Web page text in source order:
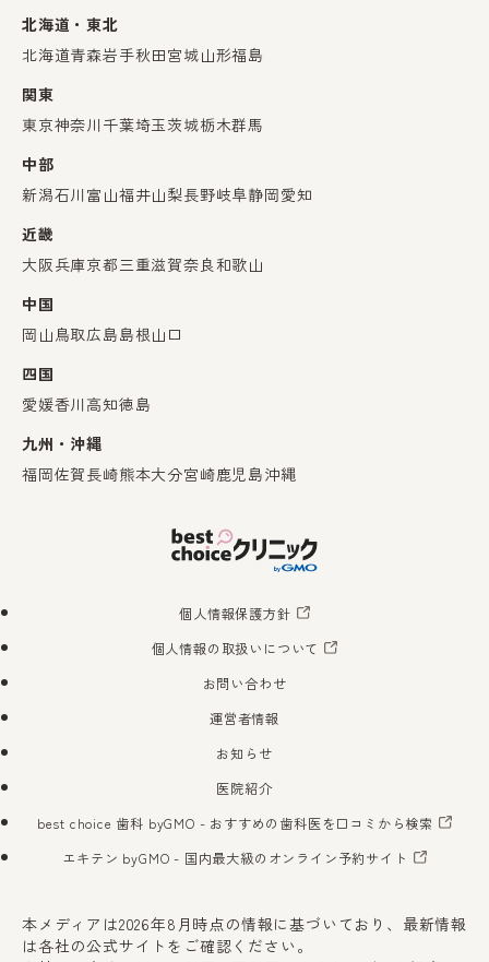
北海道・東北
北海道青森岩手秋田宮城山形福島
関東
東京神奈川 千葉埼玉茨城栃木群馬
中部
新潟石川 富山福井山梨長野岐阜静岡愛知
近畿
大阪兵庫京都三重滋賀奈良和歌山
中国
岡山鳥取広島島根山口
四国
愛媛香川 高知徳島
九州・沖縄
福岡佐賀長崎熊本大分宮崎鹿児島沖縄
個人情報保護方針
個人情報の取扱いについて
お問い合わせ
運営者情報
お知らせ
医院紹介
best choice 歯科 byGMO - おすすめの歯科医を口コミから検索
エキテン byGMO - 国内最大級のオンライン予約サイト
本メディアは2026年8月時点の情報に基づいており、最新情報
は各社の公式サイトをご確認ください。